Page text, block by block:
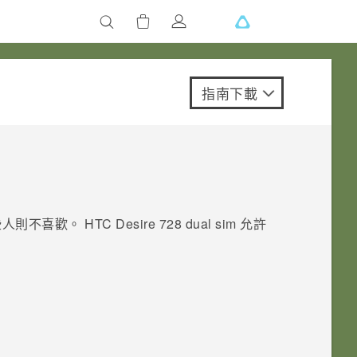
指南下載
則不喜歡。 HTC Desire 728 dual sim 允許